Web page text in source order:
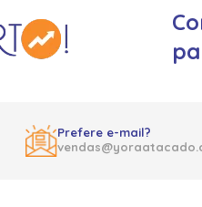
Prefere e-mail?